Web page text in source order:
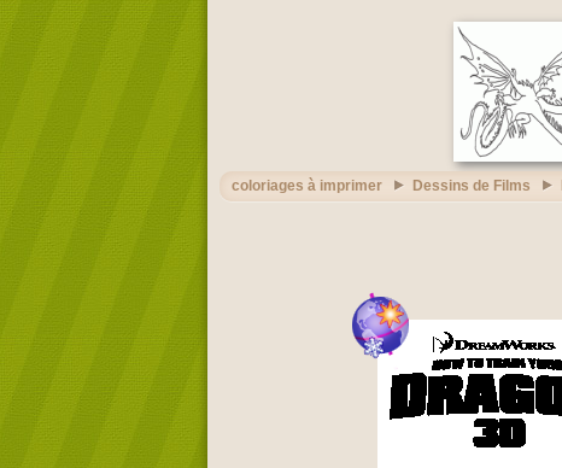
coloriages à imprimer Dessins de Films